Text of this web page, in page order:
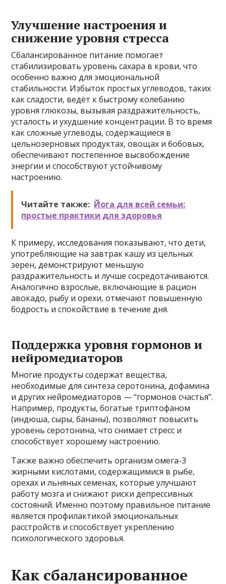
Улучшение настроения и
снижение уровня стресса
Сбалансированное питание помогает
стабилизировать уровень сахара в крови, что
особенно важно для эмоциональной
стабильности. Избыток простых углеводов, таких
как сладости, ведёт к быстрому колебанию
уровня глюкозы, вызывая раздражительность,
усталость и ухудшение концентрации. В то время
как сложные углеводы, содержащиеся в
цельнозерновых продуктах, овощах и бобовых,
обеспечивают постепенное высвобождение
энергии и способствуют устойчивому
настроению.
Читайте также: Йога для всей семьи:
простые практики для здоровья
К примеру, исследования показывают, что дети,
употребляющие на завтрак кашу из цельных
зерен, демонстрируют меньшую
раздражительность и лучше сосредотачиваются.
Аналогично взрослые, включающие в рацион
авокадо, рыбу и орехи, отмечают повышенную
бодрость и спокойствие в течение дня.
Поддержка уровня гормонов и
нейромедиаторов
Многие продукты содержат вещества,
необходимые для синтеза серотонина, дофамина
и других нейромедиаторов — “гормонов счастья”.
Например, продукты, богатые триптофаном
(индюша, сыры, бананы), позволяют повысить
уровень серотонина, что снимает стресс и
способствует хорошему настроению.
Также важно обеспечить организм омега-3
жирными кислотами, содержащимися в рыбе,
орехах и льняных семенах, которые улучшают
работу мозга и снижают риски депрессивных
состояний. Именно поэтому правильное питание
является профилактикой эмоциональных
расстройств и способствует укреплению
психологического здоровья.
Как сбалансированное